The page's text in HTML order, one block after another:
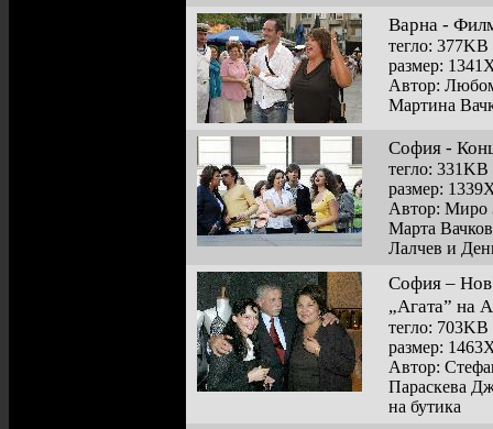
Варна -
тегло: 377KB
размер:
Автор:
Мартина
София -
тегло: 331KB
размер:
Автор: Миро
Марта
Лалчев и
София – Нов
„Агата” на
тегло: 703KB
размер:
Автор:
Параскева
на бутика